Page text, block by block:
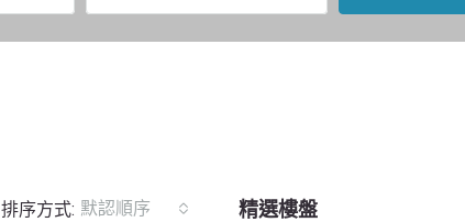
排序方式: 默認順序 精選樓盤